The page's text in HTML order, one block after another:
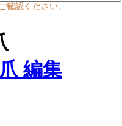
確認ください。